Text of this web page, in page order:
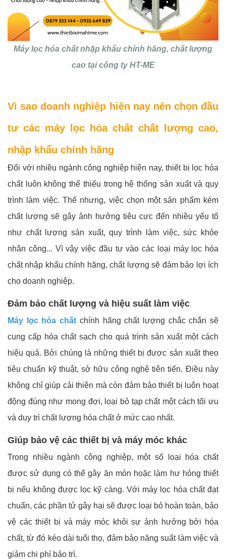
Máy lọc hóa chất nhập khẩu chính hãng, chất lượng
cao tại công ty HT-ME
Vì sao doanh nghiệp hiện nay nên chọn đầu
tư các máy lọc hóa chất chất lượng cao,
nhập khẩu chính hãng
Đối với nhiều ngành công nghiệp hiện nay, thiết bị lọc hóa
chất luôn không thể thiếu trong hệ thống sản xuất và quy
trình làm việc. Thế nhưng, việc chọn một sản phẩm kém
chất lượng sẽ gây ảnh hưởng tiêu cực đến nhiều yếu tố
như chất lượng sản xuất, quy trình làm việc, sức khỏe
nhân công... Vì vậy việc đầu tư vào các loại máy lọc hóa
chất nhập khẩu chính hãng, chất lượng sẽ đảm bảo lợi ích
cho doanh nghiệp.
Đảm bảo chất lượng và hiệu suất làm việc
Máy lọc hóa chất chính hãng chất lượng chắc chắn sẽ
cung cấp hóa chất sạch cho quá trình sản xuất một cách
hiệu quả. Bởi chúng là những thiết bị được sản xuất theo
tiêu chuẩn kỹ thuật, sở hữu công nghệ tiên tiến. Điều này
không chỉ giúp cải thiện mà còn đảm bảo thiết bị luôn hoạt
động đúng như mong đợi, loại bỏ tạp chất một cách tối ưu
và duy trì chất lượng hóa chất ở mức cao nhất.
Giúp bảo vệ các thiết bị và máy móc khác
Trong nhiều ngành công nghiệp, một số loại hóa chất
được sử dụng có thể gây ăn mòn hoặc làm hư hỏng thiết
bị nếu không được lọc kỹ càng. Với máy lọc hóa chất đạt
chuẩn, các phần tử gây hại sẽ được loại bỏ hoàn toàn, bảo
vệ các thiết bị và máy móc khỏi sự ảnh hưởng bởi hóa
chất, từ đó kéo dài tuổi thọ, đảm bảo năng suất làm việc và
giảm chi phí bảo trì.